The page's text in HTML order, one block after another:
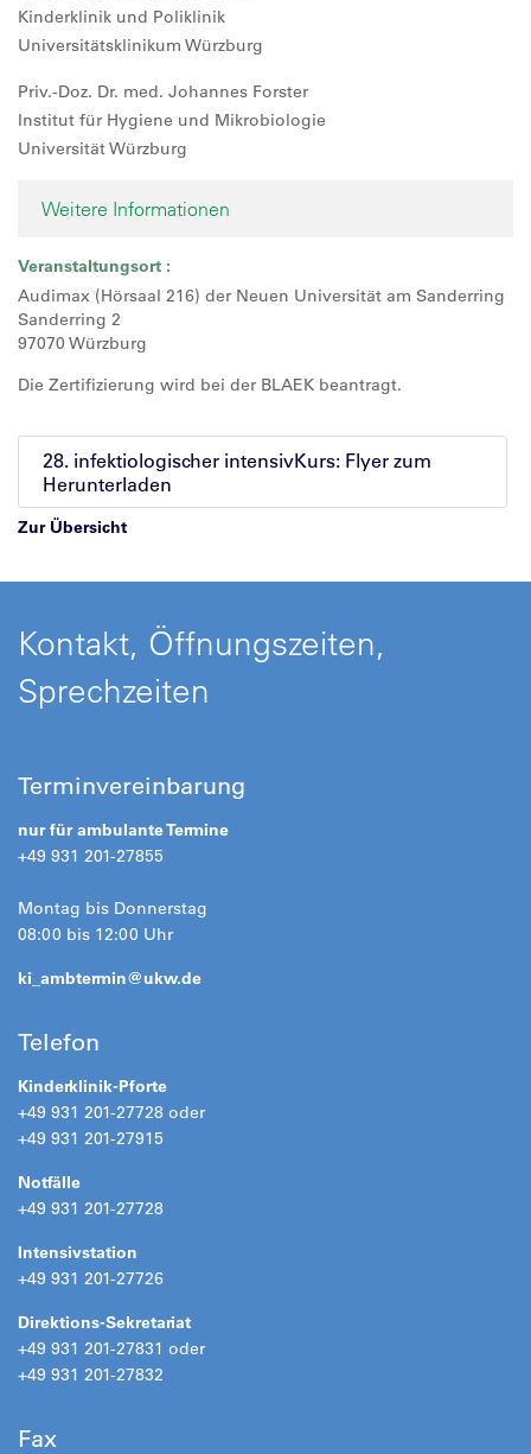
Kinderklinik und Poliklinik
Universitätsklinikum Würzburg
Priv.-Doz. Dr. med. Johannes Forster
Institut für Hygiene und Mikrobiologie
Universität Würzburg
Weitere Informationen
Veranstaltungsort :
Audimax (Hörsaal 216) der Neuen Universität am Sanderring
Sanderring 2
97070 Würzburg
Die Zertifizierung wird bei der BLAEK beantragt.
28. infektiologischer intensivKurs: Flyer zum
Herunterladen
Zur Übersicht
Kontakt, Öffnungszeiten,
Sprechzeiten
Terminvereinbarung
nur für ambulante Termine
+49 931 201-27855
Montag bis Donnerstag
08:00 bis 12:00 Uhr
ki_ambtermin@ukw.de
Telefon
Kinderklinik-Pforte
+49 931 201-27728 oder
+49 931 201-27915
Notfälle
+49 931 201-27728
Intensivstation
+49 931 201-27726
Direktions-Sekretariat
+49 931 201-27831 oder
+49 931 201-27832
Fax